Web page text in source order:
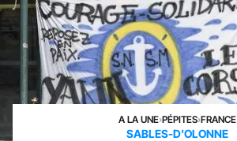
A LA UNE›PÉPITES›FRANCE
SABLES-D'OLONNE